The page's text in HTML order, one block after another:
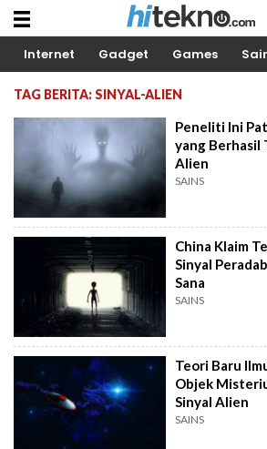
Internet Gadget Games
TAG BERITA: SINYAL-ALIEN
Peneliti Ini
yang Berhasil
Alien
SAINS
China Klaim
Sinyal
Sana
SAINS
Teori Baru
Objek
Sinyal Alien
SAINS